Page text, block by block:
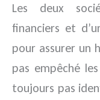
Les deux
financiers et
pour assurer un
pas empêché
toujours pas